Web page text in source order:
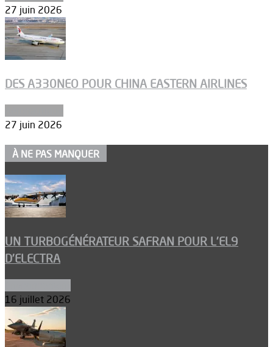
27 juin 2026
DES A330NEO POUR CHINA EASTERN AIRLINES
27 juin 2026
À NE PAS MANQUER
UN TURBOGÉNÉRATEUR SAFRAN POUR L’EL9
D’ELECTRA
16 juillet 2026